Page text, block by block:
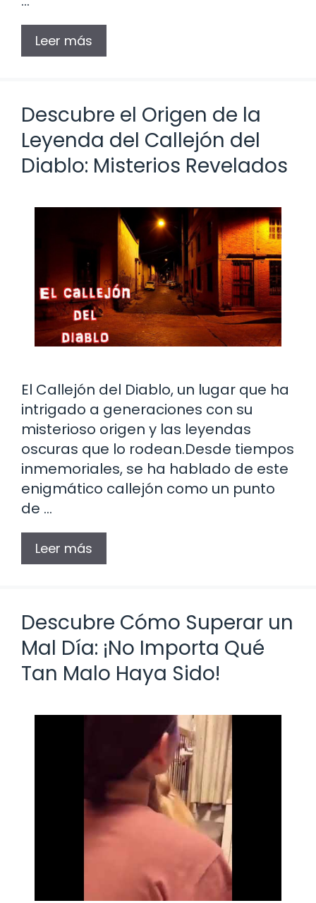
Leer más
Descubre el Origen de la
Leyenda del Callejón del
Diablo: Misterios Revelados
El Callejón del Diablo, un lugar que ha
intrigado a generaciones con su
misterioso origen y las leyendas
oscuras que lo rodean.Desde tiempos
inmemoriales, se ha hablado de este
enigmático callejón como un punto
de …
Leer más
Descubre Cómo Superar un
Mal Día: ¡No Importa Qué
Tan Malo Haya Sido!